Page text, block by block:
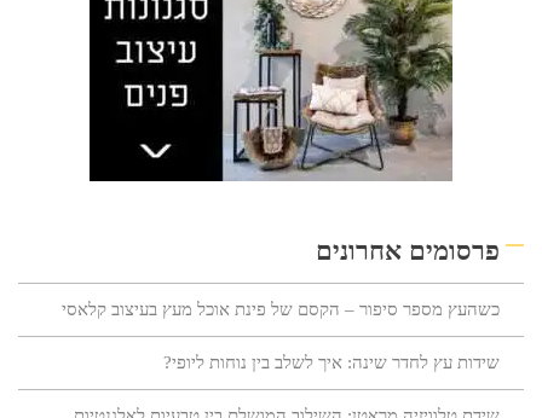
פרסומים אחרונים
כשהעץ מספר סיפור – הקסם של פינת אוכל מעץ בעיצוב קלאסי
שידות עץ לחדר שינה: איך לשלב בין נוחות ליופי?